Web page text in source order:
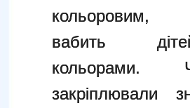
вабить
кольорами.
закріплювали